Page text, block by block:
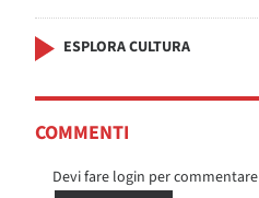
ESPLORA CULTURA
COMMENTI
Devi fare login per commentare